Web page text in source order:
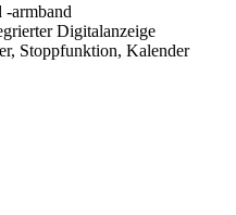
-armband
Digitalanzeige
Stoppfunktion, Kalender